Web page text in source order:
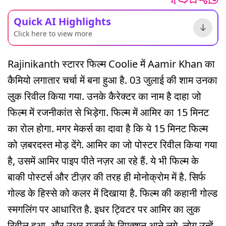
Quick AI Highlights
Click here to view more
Rajinikanth स्टारर फिल्म Coolie में Aamir Khan का
कैमियो लगातार चर्चा में बना हुआ है. 03 जुलाई की शाम उनका
लुक रिवील किया गया. उनके कैरेक्टर का नाम है दाहा जो
फिल्म में रजनीकांत से भिड़ेगा. फिल्म में आमिर का 15 मिनट
का रोल होगा. मगर मेकर्स का दावा है कि ये 15 मिनट फिल्म
को ज़बरदस्त मोड़ देंगे. आमिर का जो पोस्टर रिवील किया गया
है, उसमें आमिर पाइप पीते नज़र आ रहे हैं. ये भी फिल्म के
बाकी पोस्टर्स और टीज़र की तरह ही मोनोक्रोम में है. सिर्फ
गोल्ड के हिस्से को कलर में दिखाया है. फिल्म की कहानी गोल्ड
स्मगलिंग पर आधारित है. इधर ट्विटर पर आमिर का लुक